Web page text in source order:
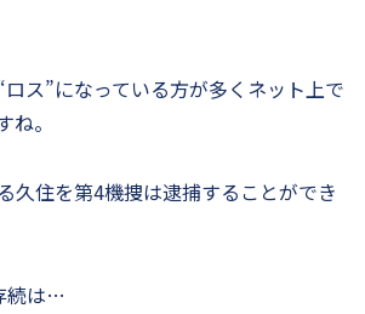
ス”になっている方が多くネット上で
。
久住を第4機捜は逮捕することができ
続は…